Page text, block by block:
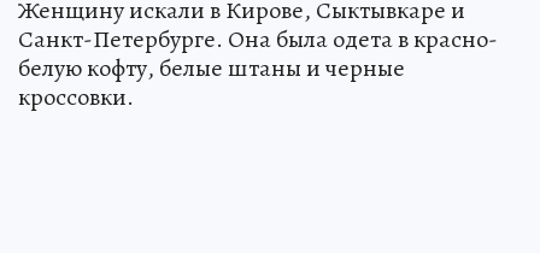
Женщину искали в Кирове, Сыктывкаре и
Санкт-Петербурге. Она была одета в красно-
белую кофту, белые штаны и черные
кроссовки.